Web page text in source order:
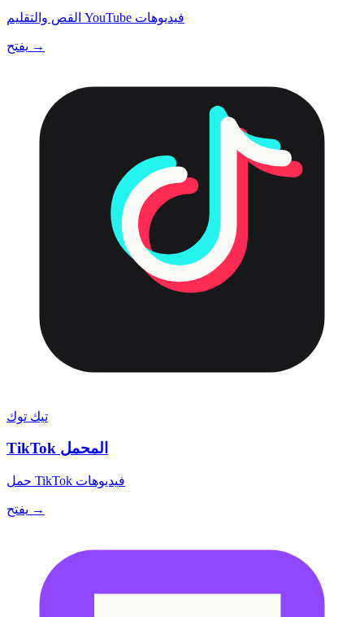
القص والتقليم YouTube فيديوهات
يفتح →
تيك توك
TikTok المحمل
حمل TikTok فيديوهات
يفتح →